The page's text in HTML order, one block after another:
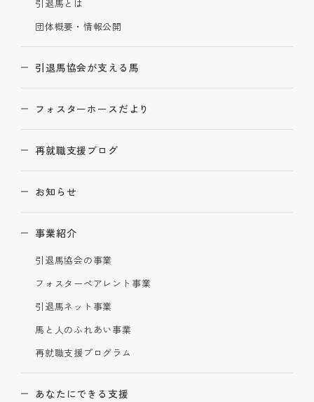
引退馬とは
団体概要・情報公開
引退馬協会が支える馬
フォスターホースだより
再就職支援ブログ
お知らせ
事業紹介
引退馬協会の事業
フォスターペアレント事業
引退馬ネット事業
馬と人のふれあい事業
再就職支援プログラム
あなたにできる支援